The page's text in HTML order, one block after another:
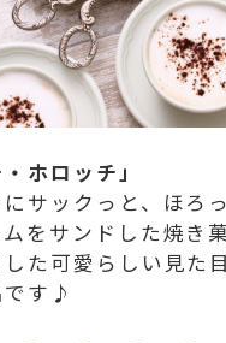
ホロッチ」
サックっと、ほろ
をサンドした焼き
た可愛らしい見た
です♪